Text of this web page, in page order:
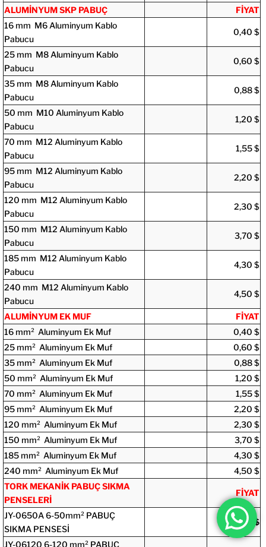
ALUMİNYUM SKP PABUÇ
FİYAT
16 mm M6 Aluminyum Kablo
Pabucu
0,40 $
25 mm M8 Aluminyum Kablo
Pabucu
0,60 $
35 mm M8 Aluminyum Kablo
Pabucu
0,88 $
50 mm M10 Aluminyum Kablo
Pabucu
1,20 $
70 mm M12 Aluminyum Kablo
Pabucu
1,55 $
95 mm M12 Aluminyum Kablo
Pabucu
2,20 $
120 mm M12 Aluminyum Kablo
Pabucu
2,30 $
150 mm M12 Aluminyum Kablo
Pabucu
3,70 $
185 mm M12 Aluminyum Kablo
Pabucu
4,30 $
240 mm M12 Aluminyum Kablo
Pabucu
4,50 $
ALUMİNYUM EK MUF
FİYAT
16 mm² Aluminyum Ek Muf
0,40 $
25 mm² Aluminyum Ek Muf
0,60 $
35 mm² Aluminyum Ek Muf
0,88 $
50 mm² Aluminyum Ek Muf
1,20 $
70 mm² Aluminyum Ek Muf
1,55 $
95 mm² Aluminyum Ek Muf
2,20 $
120 mm² Aluminyum Ek Muf
2,30 $
150 mm² Aluminyum Ek Muf
3,70 $
185 mm² Aluminyum Ek Muf
4,30 $
240 mm² Aluminyum Ek Muf
4,50 $
TORK MEKANİK PABUÇ SIKMA
PENSELERİ
FİYAT
JY-0650A 6-50mm² PABUÇ
SIKMA PENSESİ
100 $
JY-06120 6-120 mm² PABUÇ